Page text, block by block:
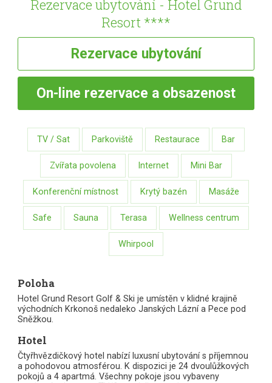
Rezervace ubytování - Hotel Grund
Resort ****
Rezervace ubytování
On-line rezervace a obsazenost
TV / Sat Parkoviště Restaurace Bar
Zvířata povolena Internet Mini Bar
Konferenční místnost Krytý bazén Masáže
Safe Sauna Terasa Wellness centrum
Whirpool
Poloha
Hotel Grund Resort Golf & Ski je umístěn v klidné krajině
východních Krkonoš nedaleko Janských Lázní a Pece pod
Sněžkou.
Hotel
Čtyřhvězdičkový hotel nabízí luxusní ubytování s příjemnou
a pohodovou atmosférou. K dispozici je 24 dvoulůžkových
pokojů a 4 apartmá. Všechny pokoje jsou vybaveny